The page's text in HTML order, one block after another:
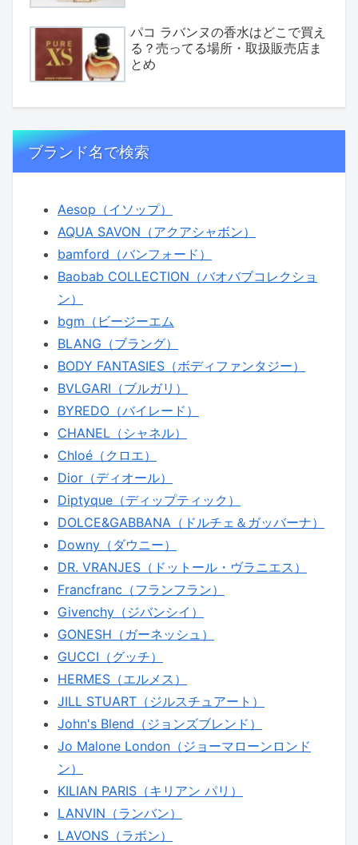
パコ ラバンヌの香水はどこで買え
る？売ってる場所・取扱販売店ま
とめ
ブランド名で検索
Aesop（イソップ）
AQUA SAVON（アクアシャボン）
bamford（バンフォード）
Baobab COLLECTION（バオバブコレクショ
ン）
bgm（ビージーエム
BLANG（ブラング）
BODY FANTASIES（ボディファンタジー）
BVLGARI（ブルガリ）
BYREDO（バイレード）
CHANEL（シャネル）
Chloé（クロエ）
Dior（ディオール）
Diptyque（ディップティック）
DOLCE&GABBANA（ドルチェ＆ガッバーナ）
Downy（ダウニー）
DR. VRANJES（ドットール・ヴラニエス）
Francfranc（フランフラン）
Givenchy（ジバンシイ）
GONESH（ガーネッシュ）
GUCCI（グッチ）
HERMES（エルメス）
JILL STUART（ジルスチュアート）
John's Blend（ジョンズブレンド）
Jo Malone London（ジョーマローンロンド
ン）
KILIAN PARIS（キリアン パリ）
LANVIN（ランバン）
LAVONS（ラボン）